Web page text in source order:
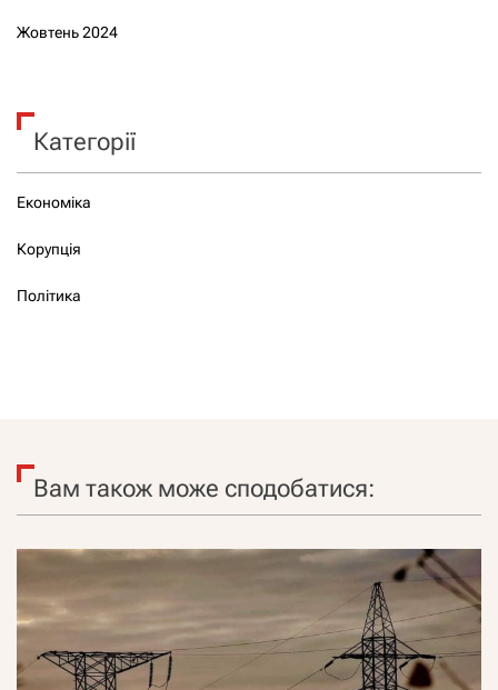
Жовтень 2024
Категорії
Економіка
Корупція
Політика
Вам також може сподобатися: